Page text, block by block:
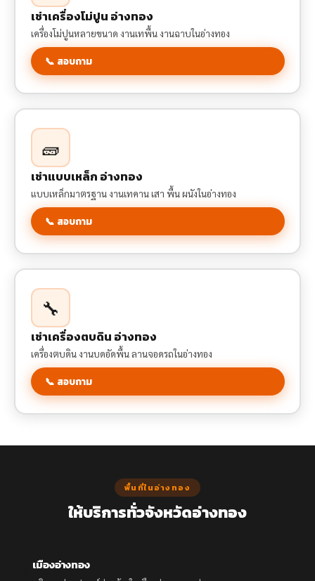
เช่าเครื่องโม่ปูน อ่างทอง
เครื่องโม่ปูนหลายขนาด งานเทพื้น งานฉาบในอ่างทอง
📞 สอบถาม
🧱
เช่าแบบเหล็ก อ่างทอง
แบบเหล็กมาตรฐาน งานเทคาน เสา พื้น ผนังในอ่างทอง
📞 สอบถาม
🔧
เช่าเครื่องตบดิน อ่างทอง
เครื่องตบดิน งานบดอัดพื้น ลานจอดรถในอ่างทอง
📞 สอบถาม
พื้นที่ในอ่างทอง
ให้บริการทั่วจังหวัดอ่างทอง
เมืองอ่างทอง